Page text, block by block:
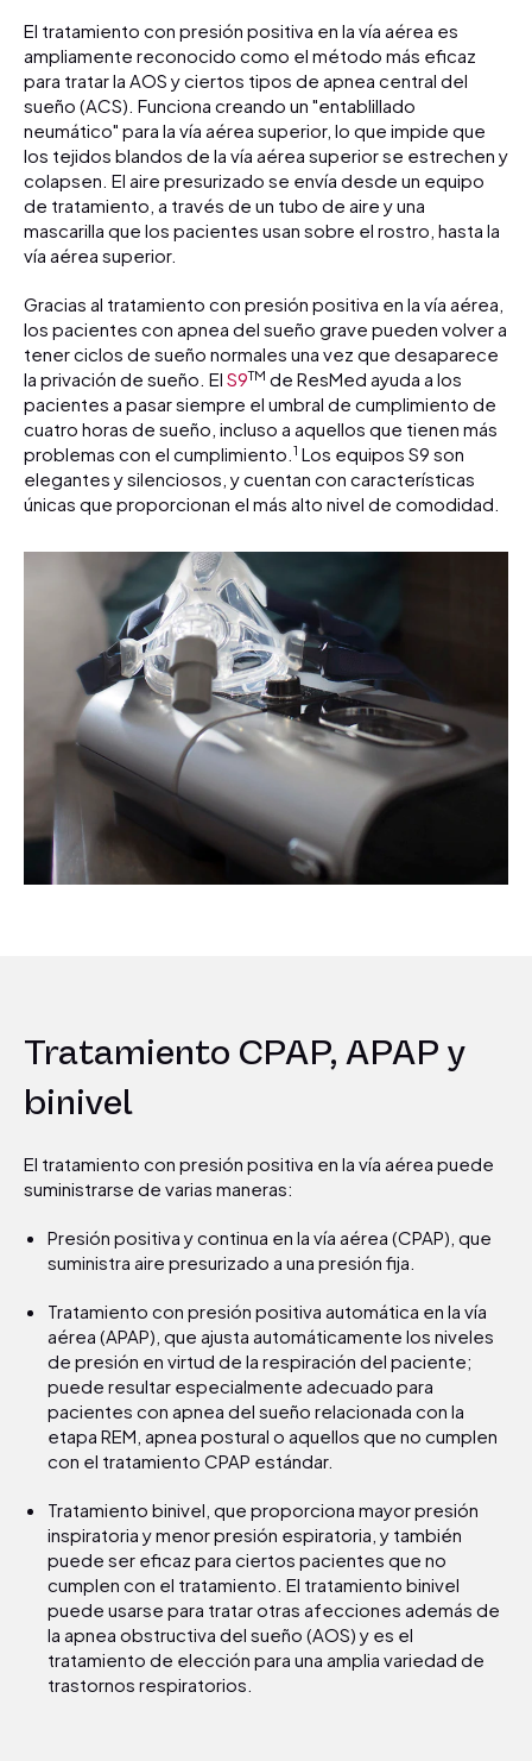
El tratamiento con presión positiva en la vía aérea es
ampliamente reconocido como el método más eficaz
para tratar la AOS y ciertos tipos de apnea central del
sueño (ACS). Funciona creando un "entablillado
neumático" para la vía aérea superior, lo que impide que
los tejidos blandos de la vía aérea superior se estrechen y
colapsen. El aire presurizado se envía desde un equipo
de tratamiento, a través de un tubo de aire y una
mascarilla que los pacientes usan sobre el rostro, hasta la
vía aérea superior.
Gracias al tratamiento con presión positiva en la vía aérea,
los pacientes con apnea del sueño grave pueden volver a
tener ciclos de sueño normales una vez que desaparece
la privación de sueño. El S9TM de ResMed ayuda a los
pacientes a pasar siempre el umbral de cumplimiento de
cuatro horas de sueño, incluso a aquellos que tienen más
problemas con el cumplimiento.1 Los equipos S9 son
elegantes y silenciosos, y cuentan con características
únicas que proporcionan el más alto nivel de comodidad.
Tratamiento CPAP, APAP y
binivel
El tratamiento con presión positiva en la vía aérea puede
suministrarse de varias maneras:
Presión positiva y continua en la vía aérea (CPAP), que
suministra aire presurizado a una presión fija.
Tratamiento con presión positiva automática en la vía
aérea (APAP), que ajusta automáticamente los niveles
de presión en virtud de la respiración del paciente;
puede resultar especialmente adecuado para
pacientes con apnea del sueño relacionada con la
etapa REM, apnea postural o aquellos que no cumplen
con el tratamiento CPAP estándar.
Tratamiento binivel, que proporciona mayor presión
inspiratoria y menor presión espiratoria, y también
puede ser eficaz para ciertos pacientes que no
cumplen con el tratamiento. El tratamiento binivel
puede usarse para tratar otras afecciones además de
la apnea obstructiva del sueño (AOS) y es el
tratamiento de elección para una amplia variedad de
trastornos respiratorios.